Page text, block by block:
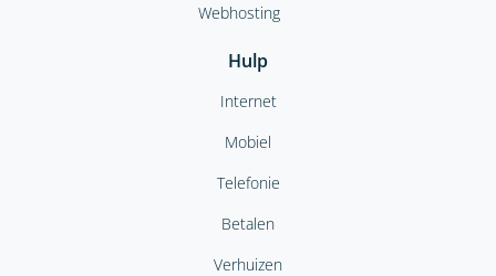
Webhosting
Hulp
Internet
Mobiel
Telefonie
Betalen
Verhuizen